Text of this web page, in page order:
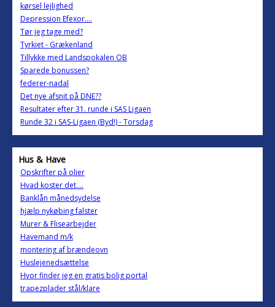
kørsel lejlighed
Depression Efexor....
Tør jeg tage med?
Tyrkiet - Grækenland
Tillykke med Landspokalen OB
Sparede bonussen?
federer-nadal
Det nye afsnit på DNE??
Resultater efter 31. runde i SAS Ligaen
Runde 32 i SAS-Ligaen (Byd!) - Torsdag
Hus & Have
Opskrifter på olier
Hvad koster det....
Banklån månedsydelse
hjælp nykøbing falster
Murer & Flisearbejder
Havemand m/k
montering af brændeovn
Huslejenedsættelse
Hvor finder jeg en gratis bolig portal
trapezplader stål/klare